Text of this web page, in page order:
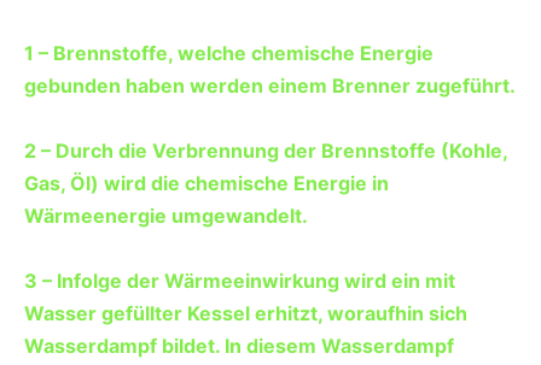
1 – Brennstoffe, welche chemische Energie
gebunden haben werden einem Brenner zugeführt.
2 – Durch die Verbrennung der Brennstoffe (Kohle,
Gas, Öl) wird die chemische Energie in
Wärmeenergie umgewandelt.
3 – Infolge der Wärmeeinwirkung wird ein mit
Wasser gefüllter Kessel erhitzt, woraufhin sich
Wasserdampf bildet. In diesem Wasserdampf